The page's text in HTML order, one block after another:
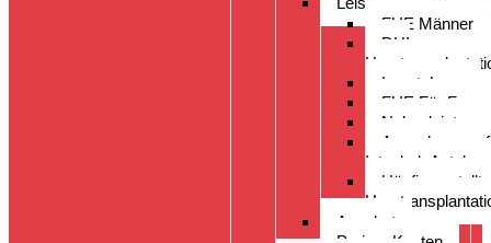
FUE Männer
DHI
LongtoLong
FUE Für
Istanbul-
Häufig
Angebot